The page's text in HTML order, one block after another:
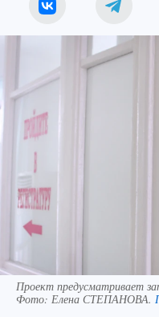
Проект предусматривает
Фото: Елена СТЕПАНОВА.